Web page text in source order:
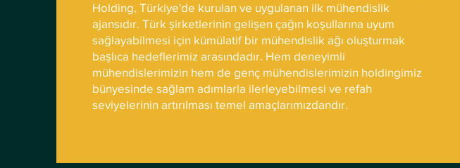
Holding, Türkiye'de kurulan ve uygulanan ilk mühendislik
ajansıdır. Türk şirketlerinin gelişen çağın koşullarına uyum
sağlayabilmesi için kümülatif bir mühendislik ağı oluşturmak
başlıca hedeflerimiz arasındadır. Hem deneyimli
mühendislerimizin hem de genç mühendislerimizin holdingimiz
bünyesinde sağlam adımlarla ilerleyebilmesi ve refah
seviyelerinin artırılması temel amaçlarımızdandır.